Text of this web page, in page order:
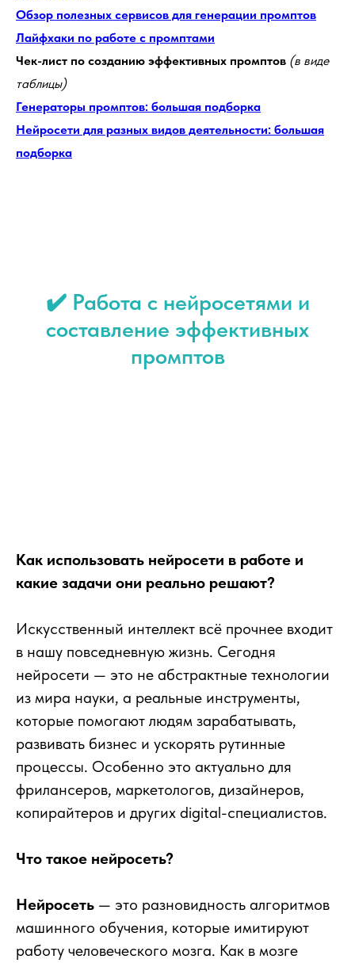
Обзор полезных сервисов для генерации промптов
Лайфхаки по работе с промптами
Чек-лист по созданию эффективных промптов (в виде
таблицы)
Генераторы промптов: большая подборка
Нейросети для разных видов деятельности: большая
подборка
✔️ Работа с нейросетями и
составление эффективных
промптов
Как использовать нейросети в работе и
какие задачи они реально решают?
Искусственный интеллект всё прочнее входит
в нашу повседневную жизнь. Сегодня
нейросети — это не абстрактные технологии
из мира науки, а реальные инструменты,
которые помогают людям зарабатывать,
развивать бизнес и ускорять рутинные
процессы. Особенно это актуально для
фрилансеров, маркетологов, дизайнеров,
копирайтеров и других digital-специалистов.
Что такое нейросеть?
Нейросеть — это разновидность алгоритмов
машинного обучения, которые имитируют
работу человеческого мозга. Как в мозге